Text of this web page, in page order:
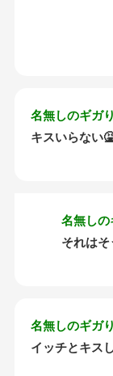
名無しのギガ
キスいらない
名無しの
それはそ
名無しのギガ
イッチとキス